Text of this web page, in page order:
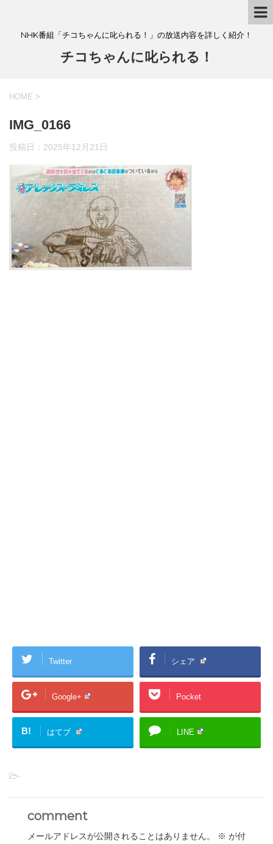
NHK番組「チコちゃんに叱られる！」の放送内容を詳しく紹介！
チコちゃんに叱られる！
HOME >
IMG_0166
投稿日： 2025年12月21日
Twitter シェア
Google+ Pocket
B! はてブ LINE
-
comment
メールアドレスが公開されることはありません。 ※ が付